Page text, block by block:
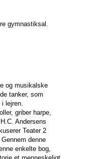
gymnastiksal.
og musikalske
tanker, som
lejren.
griber harpe,
Andersens
Teater 2
denne
enkelte bog,